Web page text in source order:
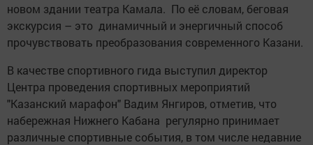
новом здании театра Камала. По её словам, беговая
экскурсия – это динамичный и энергичный способ
прочувствовать преобразования современного Казани.
В качестве спортивного гида выступил директор
Центра проведения спортивных мероприятий
"Казанский марафон" Вадим Янгиров, отметив, что
набережная Нижнего Кабана регулярно принимает
различные спортивные события, в том числе недавние